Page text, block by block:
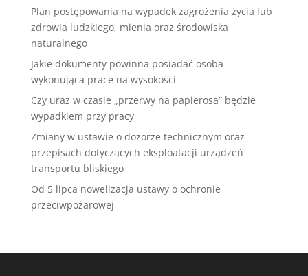
Plan postępowania na wypadek zagrożenia życia lub
zdrowia ludzkiego, mienia oraz środowiska
naturalnego
Jakie dokumenty powinna posiadać osoba
wykonująca prace na wysokości
Czy uraz w czasie „przerwy na papierosa” będzie
wypadkiem przy pracy
Zmiany w ustawie o dozorze technicznym oraz
przepisach dotyczących eksploatacji urządzeń
transportu bliskiego
Od 5 lipca nowelizacja ustawy o ochronie
przeciwpożarowej